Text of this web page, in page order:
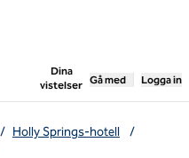
Dina
vistelser
,öppnar ny flik
Gå med Logga in
/ Holly Springs-hotell
/